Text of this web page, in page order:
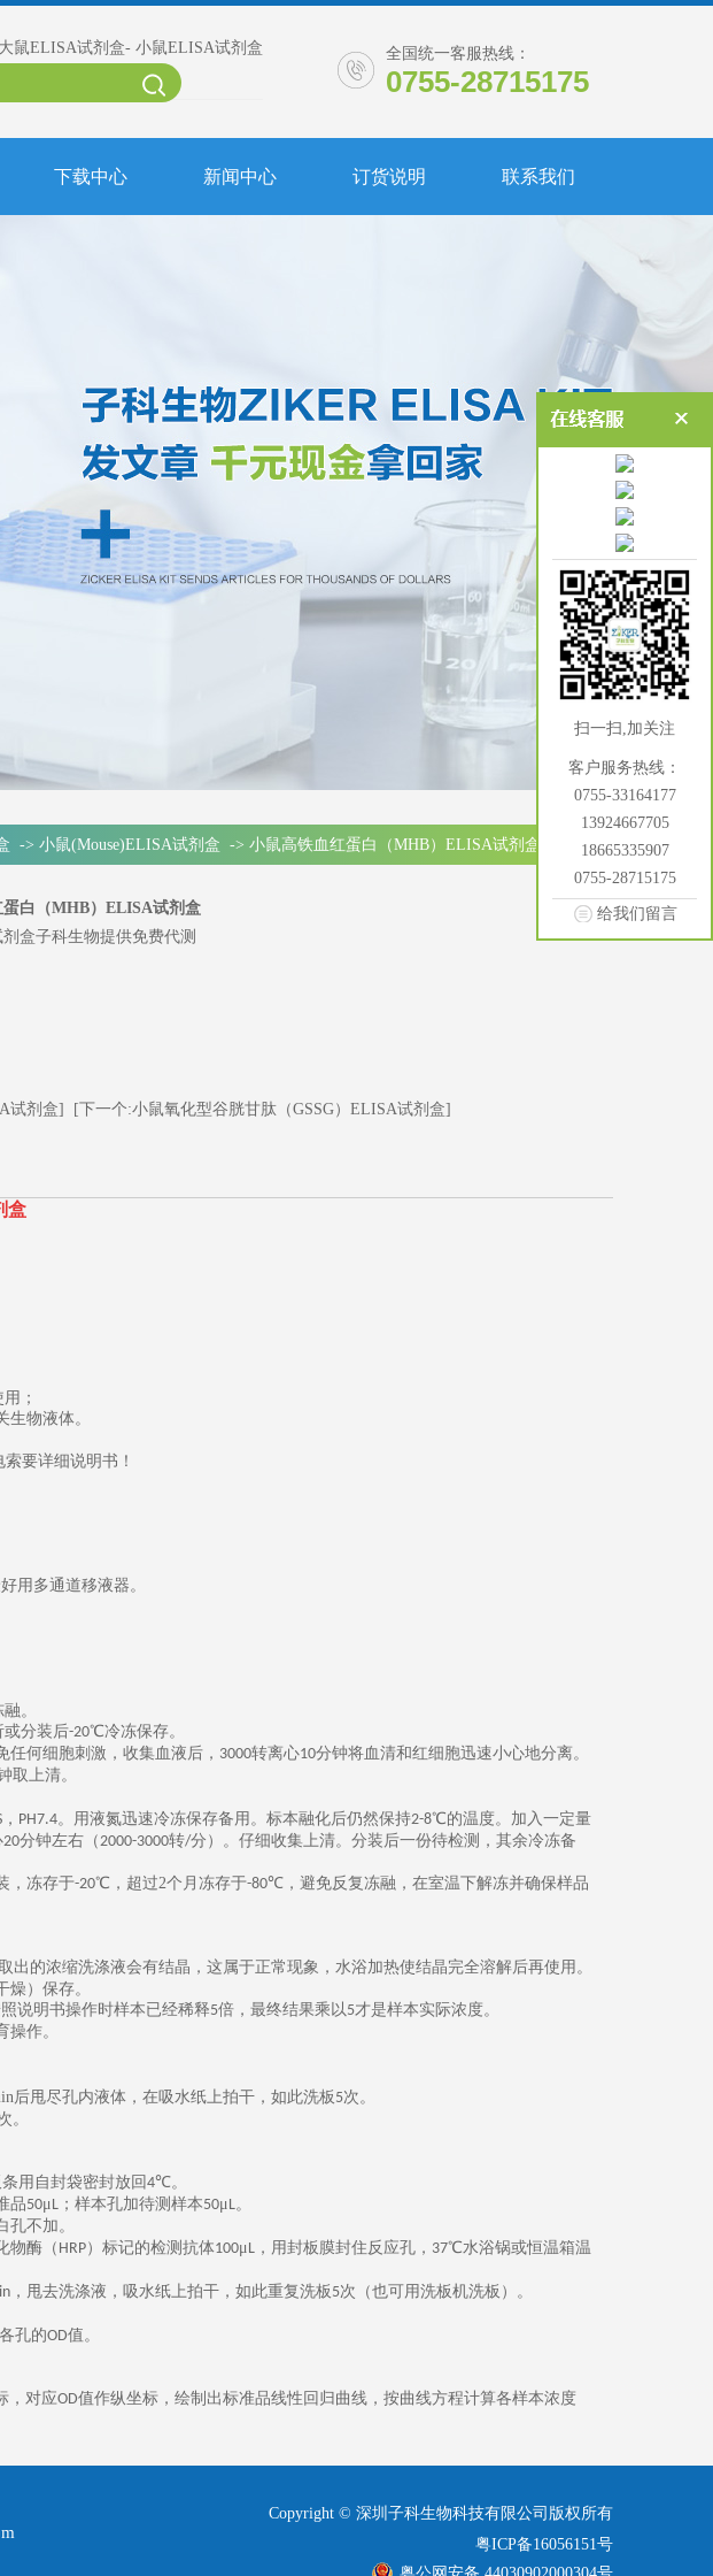
大鼠ELISA试剂盒- 小鼠ELISA试剂盒 全国统一客服热线：
0755-28715175
下载中心 新闻中心 订货说明 联系我们
-> 小鼠(Mouse)ELISA试剂盒 -> 小鼠高铁血红蛋白（MHB）ELISA试剂盒
白（MHB）ELISA试剂盒
盒子科生物提供免费代测
试剂盒]
[下一个:小鼠氧化型谷胱甘肽（GSSG）ELISA试剂盒]
盒
；
生物液体。
索要详细说明书 ！
用多通道移液器。
。
分装后-20℃冷冻保存。
何细胞刺激，收集血液后， 3000转离心10分钟将血清和红细胞迅速小心地分离。
取上清。
， PH7.4。用液氮迅速冷冻保存备用。标本融化后仍然保持2-8℃的温度。加入一定量
20分钟左右（2000-3000转/分）。仔细收集上清。分装后一份待检测，其余冷冻备
，冻存于-20℃， 超过2个月冻存于-80℃， 避免反复冻融，在室温下解冻并确保样品
出的浓缩洗涤液会有结晶，这属于正常现象，水浴加热使结晶完全溶解后再使用。
）保存。
说明书操作时样本已经稀释5倍，最终结果乘以5才是样本实际浓度。
作。
后甩尽孔内液体，在吸水纸上拍干，如此洗板 5次。
。
用自封袋密封放回4℃。
品50μL ；样本孔加待测样本50μL。
孔不加。
物酶（ HRP）标记的检测抗体100μL ，用封板膜封住反应孔， 37℃水浴锅或恒温箱温
，甩去洗涤液，吸水纸上拍干，如此重复洗板 5次（也可用洗板机洗板）。
孔的OD值。
，对应OD值作纵坐标，绘制出标准品线性回归曲线，按曲线方程计算各样本浓度
Copyright © 深圳子科生物科技有限公司版权所有
粤ICP备16056151号
扫一扫,加关注
客户服务热线：
0755-33164177
13924667705
18665335907
0755-28715175
给我们留言